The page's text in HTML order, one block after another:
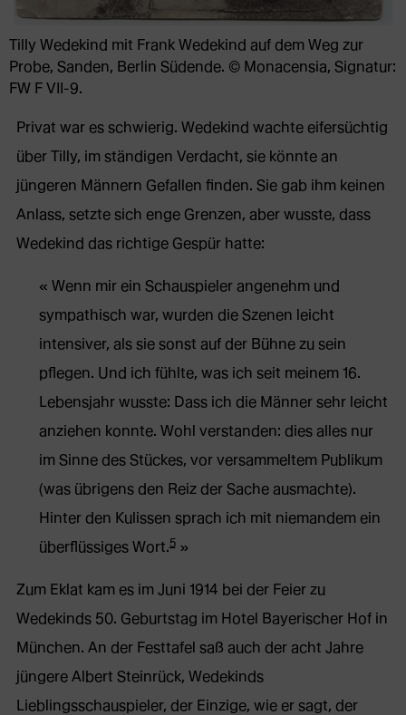
Tilly Wedekind mit Frank Wedekind auf dem Weg zur
Probe, Sanden, Berlin Südende. © Monacensia, Signatur:
FW F VII-9.
Privat war es schwierig. Wedekind wachte eifersüchtig
über Tilly, im ständigen Verdacht, sie könnte an
jüngeren Männern Gefallen finden. Sie gab ihm keinen
Anlass, setzte sich enge Grenzen, aber wusste, dass
Wedekind das richtige Gespür hatte:
Wenn mir ein Schauspieler angenehm und
sympathisch war, wurden die Szenen leicht
intensiver, als sie sonst auf der Bühne zu sein
pflegen. Und ich fühlte, was ich seit meinem 16.
Lebensjahr wusste: Dass ich die Männer sehr leicht
anziehen konnte. Wohl verstanden: dies alles nur
im Sinne des Stückes, vor versammeltem Publikum
(was übrigens den Reiz der Sache ausmachte).
Hinter den Kulissen sprach ich mit niemandem ein
überflüssiges Wort.5
Zum Eklat kam es im Juni 1914 bei der Feier zu
Wedekinds 50. Geburtstag im Hotel Bayerischer Hof in
München. An der Festtafel saß auch der acht Jahre
jüngere Albert Steinrück, Wedekinds
Lieblingsschauspieler, der Einzige, wie er sagt, der